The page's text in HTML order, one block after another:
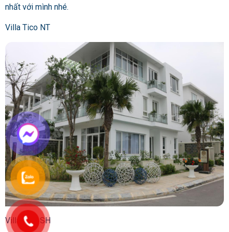
nhất với mình nhé.
Villa Tico NT
Villa Tico SH